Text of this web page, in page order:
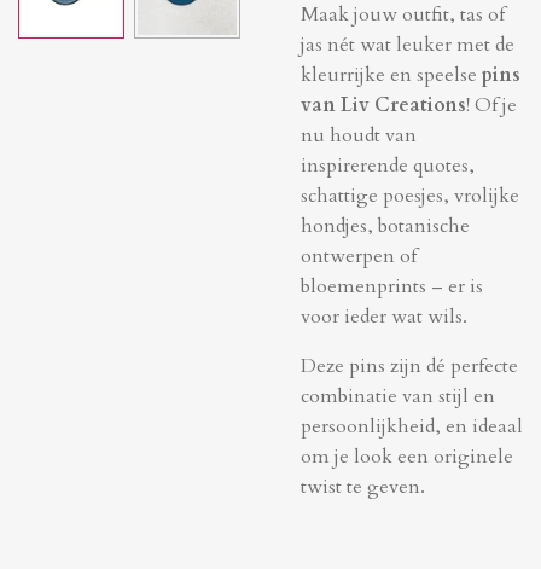
Maak jouw outfit, tas of
jas nét wat leuker met de
kleurrijke en speelse pins
van Liv Creations! Of je
nu houdt van
inspirerende quotes,
schattige poesjes, vrolijke
hondjes, botanische
ontwerpen of
bloemenprints – er is
voor ieder wat wils.
Deze pins zijn dé perfecte
combinatie van stijl en
persoonlijkheid, en ideaal
om je look een originele
twist te geven.